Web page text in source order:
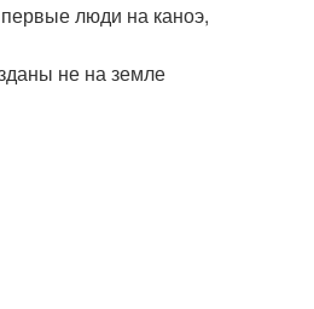
люди на каноэ,
не на земле